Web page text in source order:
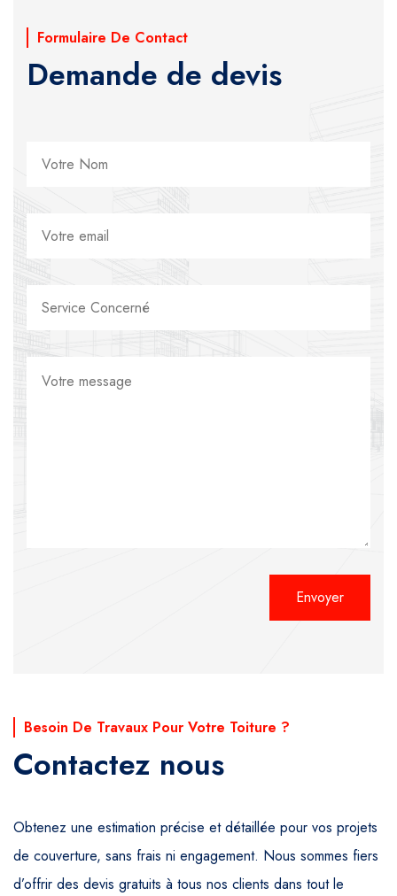
Formulaire De Contact
Demande de devis
Besoin De Travaux Pour Votre Toiture ?
Contactez nous
Obtenez une estimation précise et détaillée pour vos projets
de couverture, sans frais ni engagement. Nous sommes fiers
d’offrir des devis gratuits à tous nos clients dans tout le